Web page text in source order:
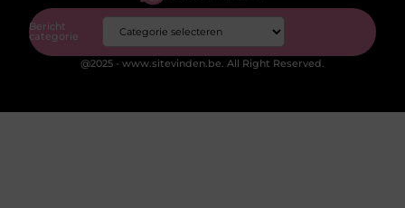
Bericht
categorie
@2025 - www.sitevinden.be. All Right Reserved.